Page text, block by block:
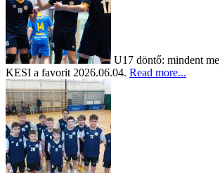
U17 döntő: mindent
KESI a favorit 2026.06.04. Read more...